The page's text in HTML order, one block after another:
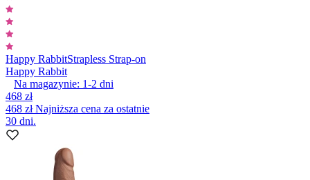
Happy RabbitStrapless Strap-on
Happy Rabbit
Na magazynie: 1-2 dni
468 zł
468 złNajniższa cena za ostatnie
30 dni.